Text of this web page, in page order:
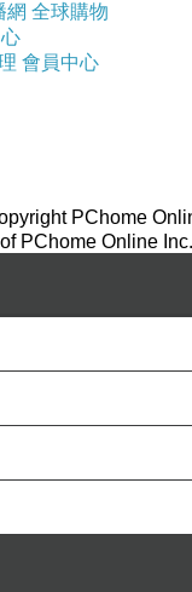
網 全球購物
會員中心
PChome
PChome Online Inc.